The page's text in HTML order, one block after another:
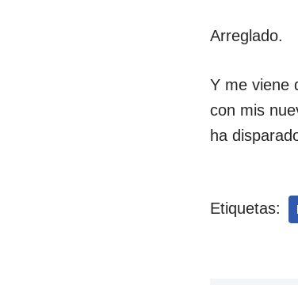
Arreglado.
Y me viene
con mis
ha
Etiquetas: